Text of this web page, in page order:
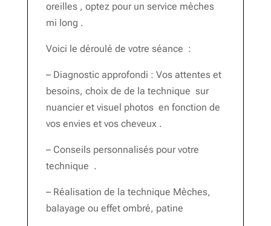
oreilles , optez pour un service mèches
mi long .
Voici le déroulé de votre séance :
– Diagnostic approfondi : Vos attentes et
besoins, choix de de la technique sur
nuancier et visuel photos en fonction de
vos envies et vos cheveux .
– Conseils personnalisés pour votre
technique .
– Réalisation de la technique Mèches,
balayage ou effet ombré, patine